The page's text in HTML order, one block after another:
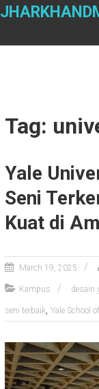
Skip
Tag:
Yale
Seni
Kuat di
March 19, 2025
Kampus desain
seni terbaik, Yale School